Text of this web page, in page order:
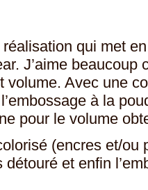
qui met
J’aime beaucoup
volume. Avec une
à la
pour le volume
(encres et/ou
et enfin